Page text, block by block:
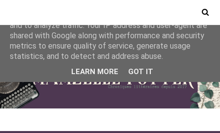
This site uses cookies from Google to deliver its services
and to analyze traffic. Your IP address and user-agent are
shared with Google along with performance and security
metrics to ensure quality of service, generate usage
statistics, and to detect and address abuse.
LEARN MORE GOT IT